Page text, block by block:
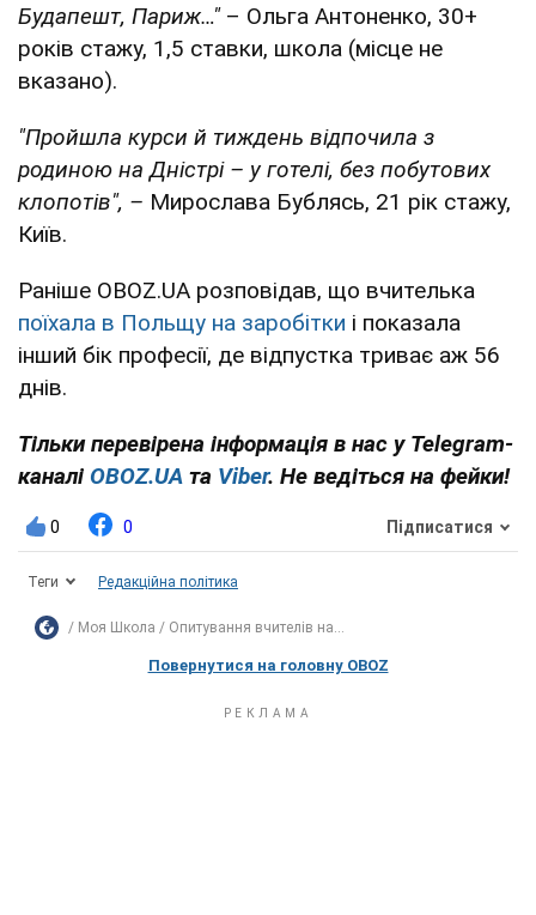
Будапешт, Париж…" – Ольга Антоненко, 30+
років стажу, 1,5 ставки, школа (місце не
вказано).
"Пройшла курси й тиждень відпочила з
родиною на Дністрі – у готелі, без побутових
клопотів", – Мирослава Бублясь, 21 рік стажу,
Київ.
Раніше OBOZ.UA розповідав, що вчителька
поїхала в Польщу на заробітки і показала
інший бік професії, де відпустка триває аж 56
днів.
Тільки перевірена інформація в нас у Telegram-
каналі OBOZ.UA та Viber. Не ведіться на фейки!
0 0 Підписатися
Теги Редакційна політика
Моя Школа Опитування вчителів на...
Повернутися на головну OBOZ